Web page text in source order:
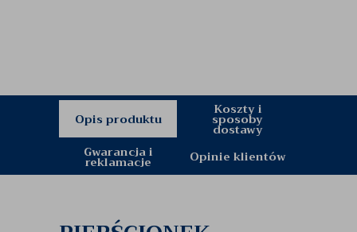
Opis produktu
Koszty i
sposoby
dostawy
Gwarancja i
reklamacje Opinie klientów